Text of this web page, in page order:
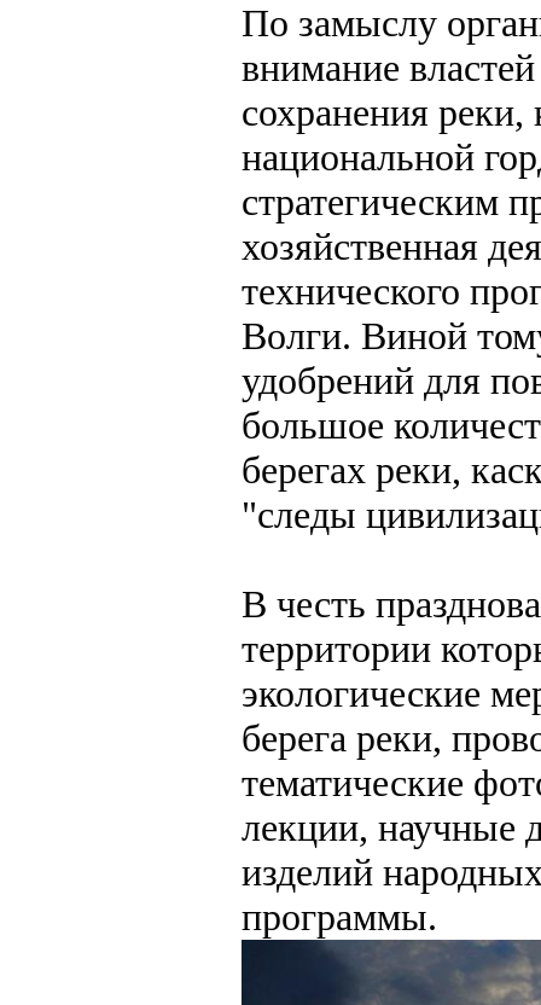
По замыслу
внимание
сохранения реки,
национальной
стратегическим
хозяйственная
технического
Волги. Виной
удобрений для
большое
берегах реки,
"следы
В честь
территории
экологические
берега реки,
тематические
лекции, научные
изделий
программы.